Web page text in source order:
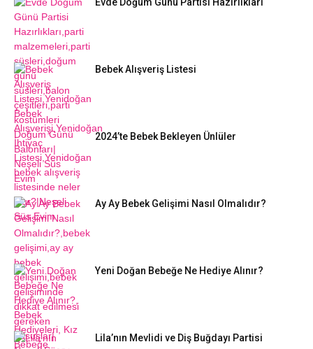
Bebek Alışveriş Listesi
2024’te Bebek Bekleyen Ünlüler
Ay Ay Bebek Gelişimi Nasıl Olmalıdır?
Yeni Doğan Bebeğe Ne Hediye Alınır?
Lila’nın Mevlidi ve Diş Buğdayı Partisi